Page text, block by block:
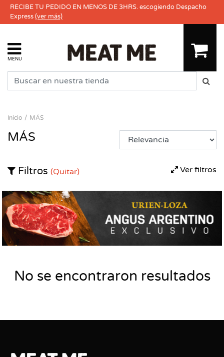
RECIBE TU PEDIDO EN MENOS DE 3HRS. escogiendo Despacho
Express(ver más)
MENU
Inicio MÁS
MÁS
Ver filtros
Filtros (Quitar)
No se encontraron resultados